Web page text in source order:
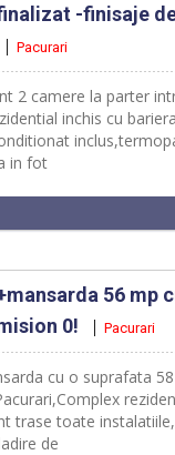
-finisaje
Pacurari
2 camere la parter
inchis cu
in fot
56 mp
0!
Pacurari
cu o suprafata
trase toate
de